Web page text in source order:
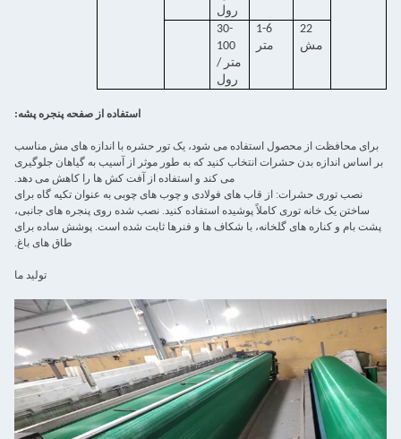
رول
22
مش
1-6
متر
30-
100
متر /
رول
استفاده از صفحه پنجره پشه:
برای محافظت از محصول استفاده می شود، یک تور حشره با اندازه های مش مناسب
بر اساس اندازه بدن حشرات انتخاب کنید که به طور موثر از آسیب به گیاهان جلوگیری
می کند و استفاده از آفت کش ها را کاهش می دهد.
نصب توری حشرات: از قاب های فولادی و چوب های چوبی به عنوان تکیه گاه برای
ساختن یک خانه توری کاملاً پوشیده استفاده کنید. نصب شده روی پنجره های جانبی،
پشت بام و کناره های گلخانه، با شکاف ها و فنرها ثابت شده است. پوشش ساده برای
طاق های باغ.
تولید ما